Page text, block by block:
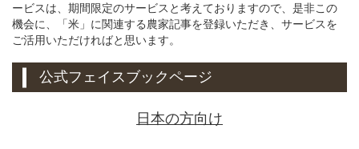
ービスは、期間限定のサービスと考えておりますので、是非この
機会に、「米」に関連する農家記事を登録いただき、サービスを
ご活用いただければと思います。
公式フェイスブックページ
日本の方向け